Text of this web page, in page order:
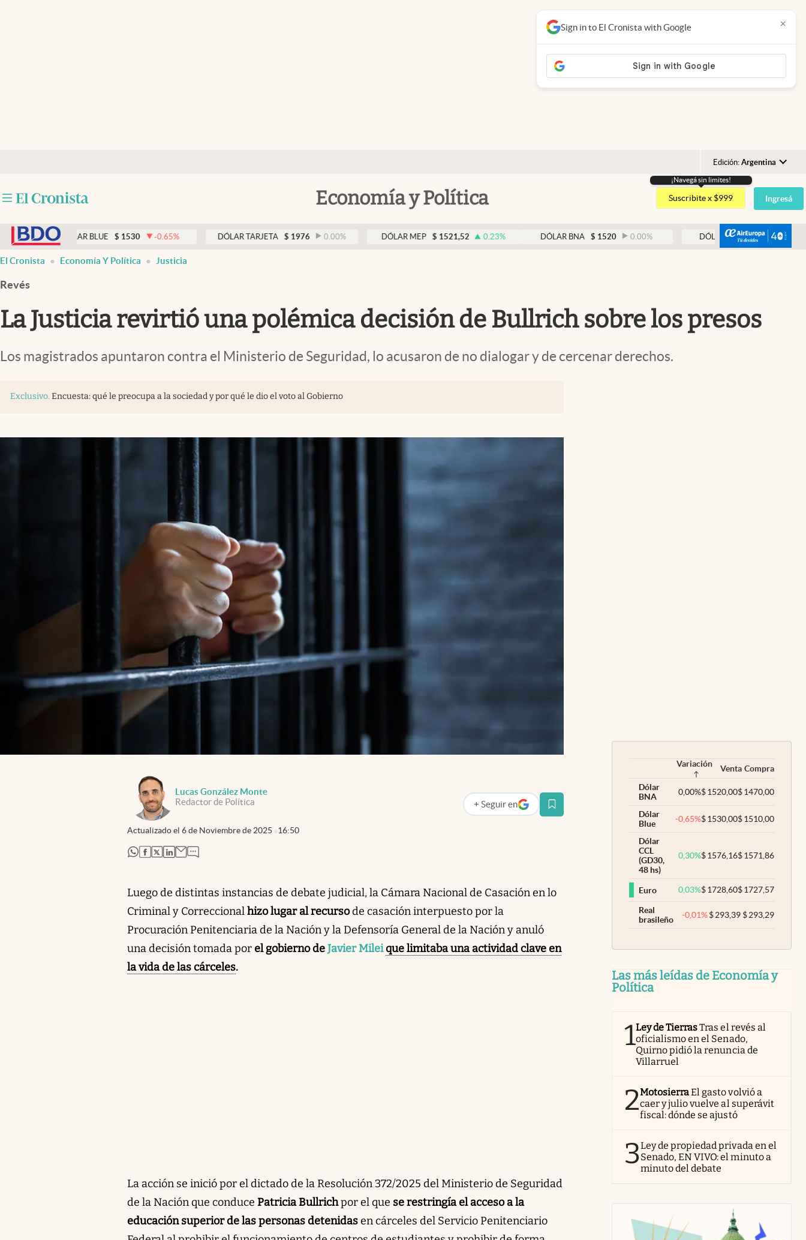
Edición: Argentina
Argentina
España
México
USA
Economía y Política
Otras secciones
Clima
Eventos Corporativos
¡Navegá sin limites!
Suscribite x $999 Ingresá
DÓLAR BLUE
$ 1530 -0.65% DÓLAR TARJETA $ 1976 0.00 % DÓLAR MEP $ 1521,52 0.23% DÓLAR BNA $ 1520 0.00 % DÓLAR BLUE $ 1530 -0.65%
Sign in to El Cronista with Google ×
El Cronista Economía Y Política Justicia
Revés
La Justicia revirtió una polémica decisión de Bullrich sobre los presos
Los magistrados apuntaron contra el Ministerio de Seguridad, lo acusaron de no dialogar y de cercenar derechos.
Exclusivo. Encuesta: qué le preocupa a la sociedad y por qué le dio el voto al Gobierno
Lucas González Monte
Redactor de Política
Actualizado el 6 de Noviembre de 2025 16:50
+ Seguir en
abre en nueva pestaña
abre en nueva pestaña
abre en nueva pestaña
abre en nueva pestaña
abre en nueva pestaña
Luego de distintas instancias de debate judicial, la Cámara Nacional de Casación en lo
Criminal y Correccionalhizo lugar al recursode casación interpuesto por la
Procuración Penitenciaria de la Nación y la Defensoría General de la Nación y anuló
una decisión tomada por el gobierno deJavier Mileique limitaba una actividad clave en
la vida de las cárceles.
La acción se inició por el dictado de la Resolución 372/2025 del Ministerio de Seguridad
de la Nación que conduce Patricia Bullrichpor el que se restringía el acceso a la
educación superior de las personas detenidasen cárceles del Servicio Penitenciario
Variación Venta Compra
Dólar
BNA
0,00%$1520,00$1470,00
Dólar
Blue
-0,65%$1530,00$1510,00
Dólar
CCL
(GD30,
48 hs)
0,30%$1576,16$1571,86
Euro 0,03%$1728,60$1727,57
Real
brasileño
-0,01% $293,39 $293,29
Las más leídas de Economía y
Política
1Ley de TierrasTras el revés al
oficialismo en el Senado,
Quirno pidió la renuncia de
Villarruel
2MotosierraEl gasto volvió a
caer y julio vuelve al superávit
fiscal: dónde se ajustó
3Ley de propiedad privada en el
Senado, EN VIVO: el minuto a
minuto del debate